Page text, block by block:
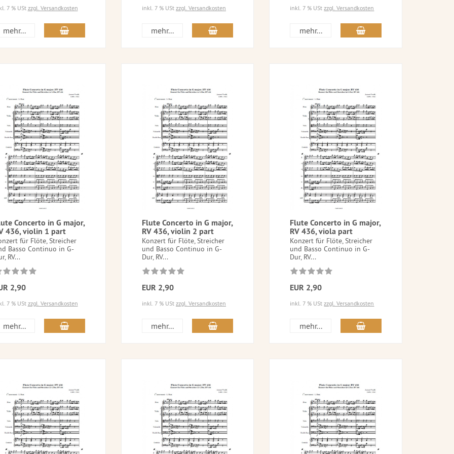
7 % USt zzgl. Versandkosten
mehr...
inkl. 7 % USt zzgl. Versandkosten
mehr...
inkl. 7 % UStzzgl. Versandkosten
mehr...
Concerto in G major,
436, violin 1 part
für Flöte, Streicher
Basso Continuo in G-
RV...
2,90
7 % USt zzgl. Versandkosten
mehr...
Flute Concerto in G major,
RV 436, violin 2 part
Konzert für Flöte, Streicher
und Basso Continuo in G-
Dur, RV...
EUR 2,90
inkl. 7 % USt zzgl. Versandkosten
mehr...
Flute Concerto in G major,
RV 436, viola part
Konzert für Flöte, Streicher
und Basso Continuo in G-
Dur, RV...
EUR 2,90
inkl. 7 % UStzzgl. Versandkosten
mehr...